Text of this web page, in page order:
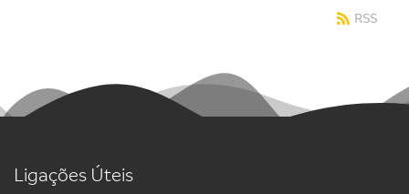
RSS
Ligações Úteis